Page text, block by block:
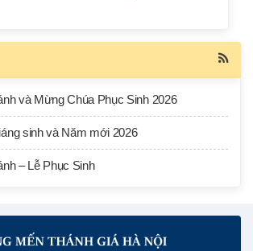
và Mừng Chúa Phục Sinh 2026
sinh và Năm mới 2026
– Lễ Phục Sinh